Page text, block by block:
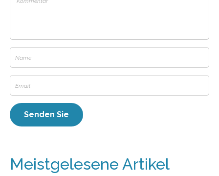
Meistgelesene Artikel